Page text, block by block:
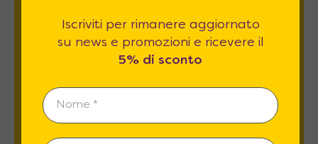
privacy *
REGISTRATI
Iscriviti per rimanere aggiornato
su news e promozioni e ricevere il
5% di sconto